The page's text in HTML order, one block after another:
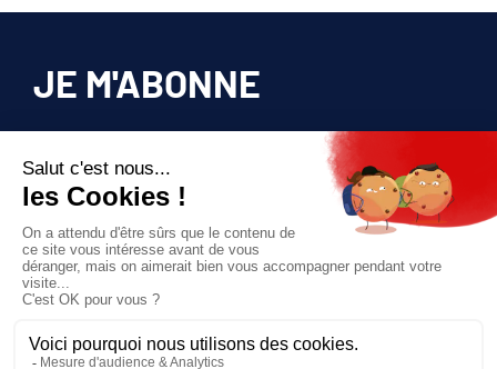
JE M'ABONNE
Pour bénéficier d’un accès privilégié à tous
les articles publiés sur site.
Prix unique 180€/AN
JE M'ABONNE